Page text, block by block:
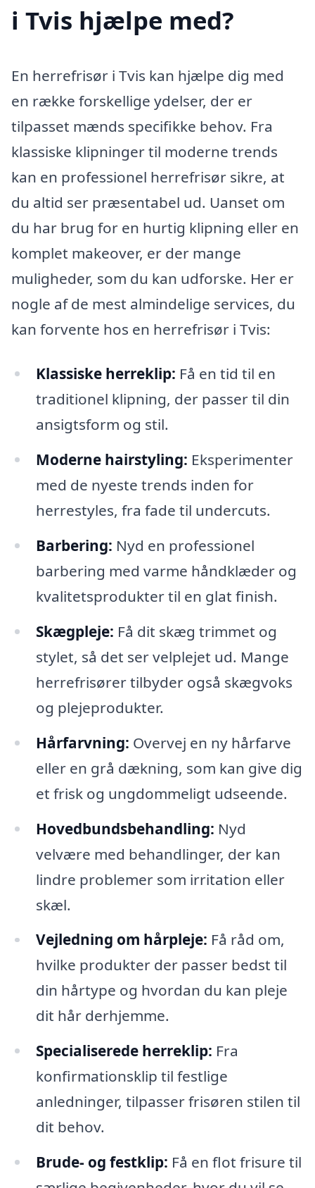
i Tvis hjælpe med?
En herrefrisør i Tvis kan hjælpe dig med
en række forskellige ydelser, der er
tilpasset mænds specifikke behov. Fra
klassiske klipninger til moderne trends
kan en professionel herrefrisør sikre, at
du altid ser præsentabel ud. Uanset om
du har brug for en hurtig klipning eller en
komplet makeover, er der mange
muligheder, som du kan udforske. Her er
nogle af de mest almindelige services, du
kan forvente hos en herrefrisør i Tvis:
Klassiske herreklip: Få en tid til en
traditionel klipning, der passer til din
ansigtsform og stil.
Moderne hairstyling: Eksperimenter
med de nyeste trends inden for
herrestyles, fra fade til undercuts.
Barbering: Nyd en professionel
barbering med varme håndklæder og
kvalitetsprodukter til en glat finish.
Skægpleje: Få dit skæg trimmet og
stylet, så det ser velplejet ud. Mange
herrefrisører tilbyder også skægvoks
og plejeprodukter.
Hårfarvning: Overvej en ny hårfarve
eller en grå dækning, som kan give dig
et frisk og ungdommeligt udseende.
Hovedbundsbehandling: Nyd
velvære med behandlinger, der kan
lindre problemer som irritation eller
skæl.
Vejledning om hårpleje: Få råd om,
hvilke produkter der passer bedst til
din hårtype og hvordan du kan pleje
dit hår derhjemme.
Specialiserede herreklip: Fra
konfirmationsklip til festlige
anledninger, tilpasser frisøren stilen til
dit behov.
Brude- og festklip: Få en flot frisure til